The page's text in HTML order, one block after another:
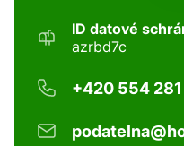
ID datové
azrbd7c
+420 554